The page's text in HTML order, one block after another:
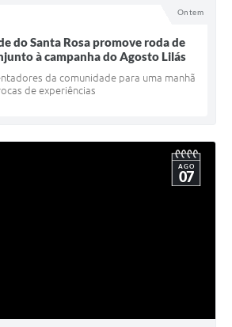
Ontem
do Santa Rosa promove roda de
à campanha do Agosto Lilás
da comunidade para uma manhã
de experiências
AGO
07